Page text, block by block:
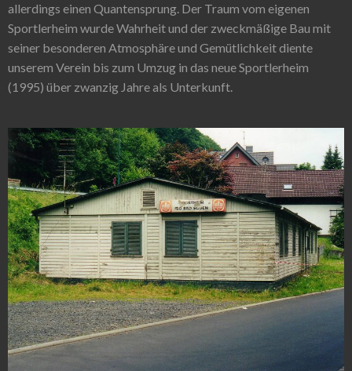
allerdings einen Quantensprung. Der Traum vom eigenen
Sportlerheim wurde Wahrheit und der zweckmäßige Bau mit
seiner besonderen Atmosphäre und Gemütlichkeit diente
unserem Verein bis zum Umzug in das neue Sportlerheim
(1995) über zwanzig Jahre als Unterkunft.